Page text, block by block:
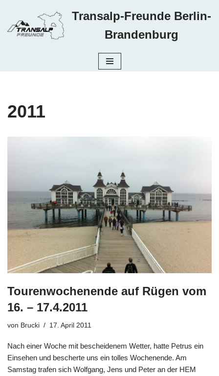
Zum
Inhalt
Transalp-Freunde Berlin-
Brandenburg
2011
Tourenwochenende auf Rügen vom
16. – 17.4.2011
von Brucki 17. April 2011
Nach einer Woche mit bescheidenem Wetter, hatte Petrus ein
Einsehen und bescherte uns ein tolles Wochenende. Am
Samstag trafen sich Wolfgang, Jens und Peter an der HEM